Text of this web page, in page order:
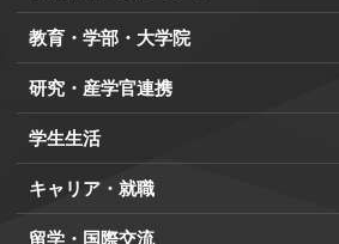
教育・学部・大学院
研究・産学官連携
学生生活
キャリア・就職
留学・国際交流